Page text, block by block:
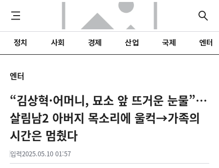
정치 사회 경제 산업 국제 엔터
엔터
“김상혁·어머니, 묘소 앞 뜨거운 눈물”…
살림남2 아버지 목소리에 울컥→가족의
시간은 멈췄다
입력2025.05.10 01:57